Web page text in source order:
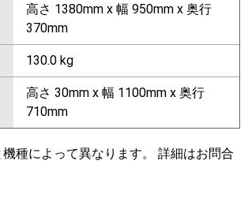
高さ 1380mm x 幅 950mm x 奥行
370mm
130.0 kg
高さ 30mm x 幅 1100mm x 奥行
710mm
種によって異なります。 詳細はお問合